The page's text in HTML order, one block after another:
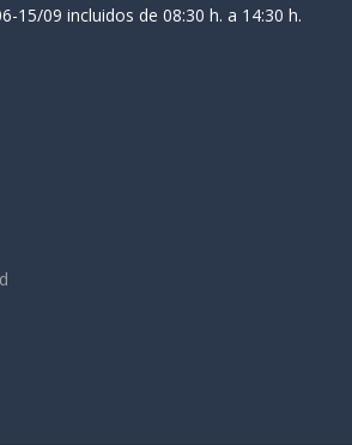
15/09 incluidos de 08:30 h. a 14:30 h.